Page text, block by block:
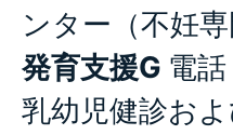
ンター（不妊専
発育支援G 電
乳幼児健診お